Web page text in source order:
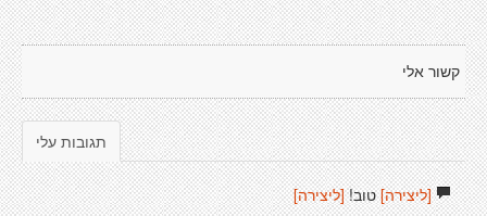
קשור אלי
תגובות עלי
[ליצירה]טוב![ליצירה]